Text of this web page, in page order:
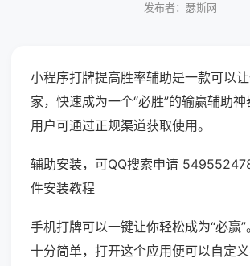
发布者：瑟斯网
小程序打牌提高胜率辅助是一款可以
家，快速成为一个“必胜”的输赢辅助
用户可通过正规渠道获取使用。
辅助安装，可QQ搜索申请
件安装教程
手机打牌可以一键让你轻松成为“必赢
十分简单，打开这个应用便可以自定